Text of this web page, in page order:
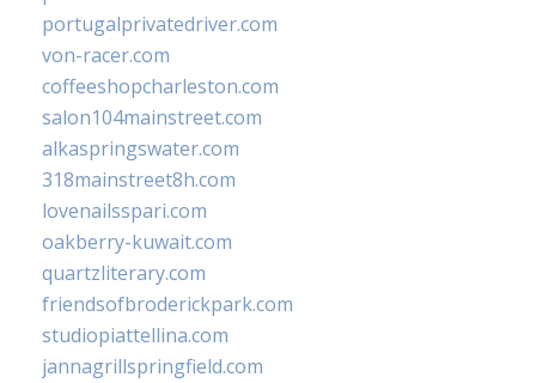
portugalprivatedriver.com
von-racer.com
coffeeshopcharleston.com
salon104mainstreet.com
alkaspringswater.com
318mainstreet8h.com
lovenailsspari.com
oakberry-kuwait.com
quartzliterary.com
friendsofbroderickpark.com
studiopiattellina.com
jannagrillspringfield.com